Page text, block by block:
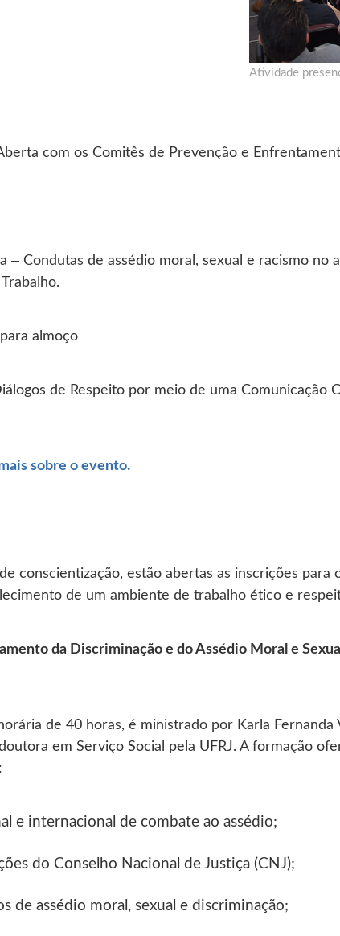
Atividade
com os Comitês de Prevenção e
– Condutas de assédio moral, sexual e racismo
almoço
de Respeito por meio de uma Comunicação
sobre o evento.
conscientização, estão abertas as inscrições
de um ambiente de trabalho ético e
da Discriminação e do Assédio Moral e
de 40 horas, é ministrado por Karla Fernanda
em Serviço Social pela UFRJ. A formação
e internacional de combate ao assédio;
do Conselho Nacional de Justiça (CNJ);
de assédio moral, sexual e discriminação;